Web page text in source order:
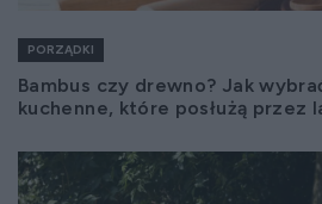
PORZĄDKI
Bambus czy drewno? Jak
kuchenne, które posłużą przez